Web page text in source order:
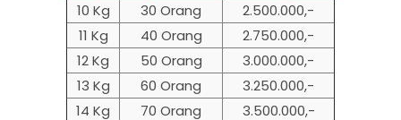
10 Kg
30 Orang
2.500.000,-
11 Kg
40 Orang
2.750.000,-
12 Kg
50 Orang
3.000.000,-
13 Kg
60 Orang
3.250.000,-
14 Kg
70 Orang
3.500.000,-